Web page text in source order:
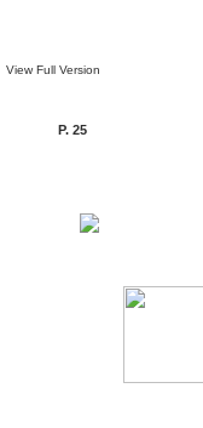
View Full Version
P. 25